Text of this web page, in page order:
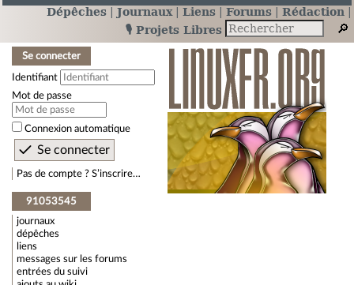
Dépêches Journaux Liens Forums
Rédaction
🎙️ Projets Libres
Se connecter
Identifiant
Mot de passe
Connexion automatique
Pas de compte ? S’inscrire…
91053545
journaux
dépêches
liens
messages sur les forums
entrées du suivi